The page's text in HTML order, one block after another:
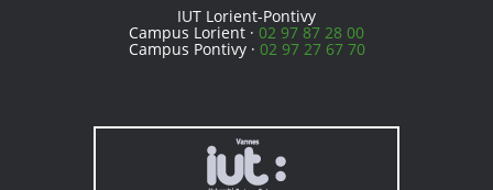
IUT Lorient-Pontivy
Campus Lorient · 02 97 87 28 00
Campus Pontivy · 02 97 27 67 70